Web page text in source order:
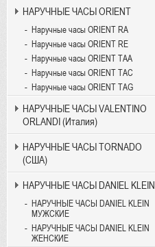
НАРУЧНЫЕ ЧАСЫ ORIENT
Наручные часы ORIENT RA
Наручные часы ORIENT RE
Наручные часы ORIENT TAA
Наручные часы ORIENT TAC
Наручные часы ORIENT TAG
НАРУЧНЫЕ ЧАСЫ VALENTINO
ORLANDI (Италия)
НАРУЧНЫЕ ЧАСЫ TORNADO
(США)
НАРУЧНЫЕ ЧАСЫ DANIEL KLEIN
НАРУЧНЫЕ ЧАСЫ DANIEL KLEIN
МУЖСКИЕ
НАРУЧНЫЕ ЧАСЫ DANIEL KLEIN
ЖЕНСКИЕ